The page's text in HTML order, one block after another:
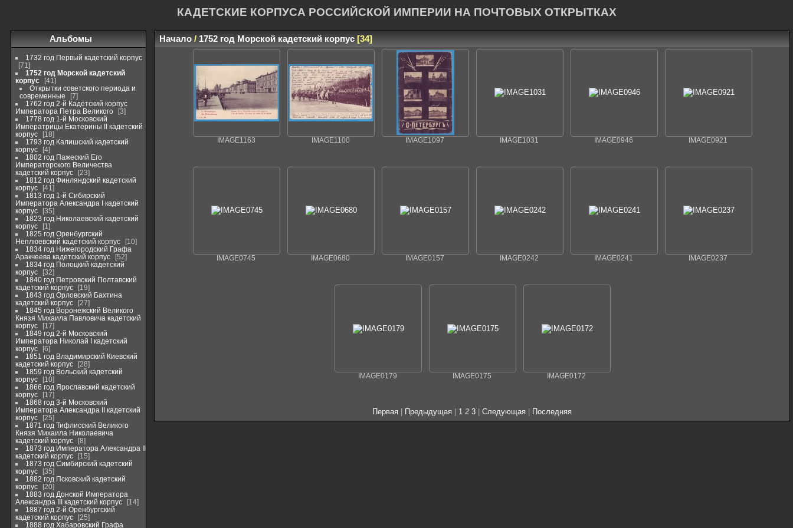
КАДЕТСКИЕ КОРПУСА РОССИЙСКОЙ ИМПЕРИИ НА ПОЧТОВЫХ ОТКРЫТКАХ
Альбомы
1732 год Первый кадетский корпус
71
1752 год Морской кадетский
корпус
41
Открытки советского периода и
современные
7
1762 год 2-й Кадетский корпус
Императора Петра Великого
3
1778 год 1-й Московский
Императрицы Екатерины II кадетский
корпус
18
1793 год Калишский кадетский
корпус
4
1802 год Пажеский Его
Императорского Величества
кадетский корпус
23
1812 год Финляндский кадетский
корпус
41
1813 год 1-й Сибирский
Императора Александра I кадетский
корпус
35
1823 год Николаевский кадетский
корпус
1
1825 год Оренбургский
Неплюевский кадетский корпус
10
1834 год Нижегородский Графа
Аракчеева кадетский корпус
52
1834 год Полоцкий кадетский
корпус
32
1840 год Петровский Полтавский
кадетский корпус
19
1843 год Орловский Бахтина
кадетский корпус
27
1845 год Воронежский Великого
Князя Михаила Павловича кадетский
корпус
17
1849 год 2-й Московский
Императора Николай I кадетский
корпус
6
1851 год Владимирский Киевский
кадетский корпус
28
1859 год Вольский кадетский
корпус
10
1866 год Ярославский кадетский
корпус
17
1868 год 3-й Московский
Императора Александра II кадетский
корпус
25
1871 год Тифлисский Великого
Князя Михаила Николаевича
кадетский корпус
8
1873 год Императора Александра II
кадетский корпус
15
1873 год Симбирский кадетский
корпус
35
1882 год Псковский кадетский
корпус
20
1883 год Донской Императора
Александра III кадетский корпус
14
1887 год 2-й Оренбургский
кадетский корпус
25
1888 год Хабаровский Графа
Начало/ 1752 год Морской кадетский корпус 34
IMAGE1163 IMAGE1100 IMAGE1097 IMAGE1031 IMAGE0946 IMAGE0921
IMAGE0745 IMAGE0680 IMAGE0157 IMAGE0242 IMAGE0241 IMAGE0237
IMAGE0179 IMAGE0175 IMAGE0172
Первая Предыдущая 1 2 3 Следующая Последняя